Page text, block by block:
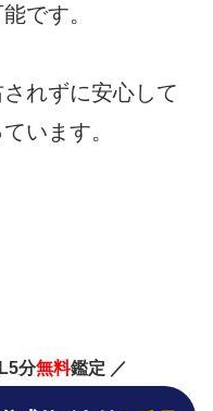
です。
れずに安心して
います。
分無料鑑定 ／